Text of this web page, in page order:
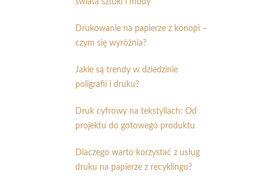
Drukowanie na papierze z konopi –
czym się wyróżnia?
Jakie są trendy w dziedzinie
poligrafii i druku?
Druk cyfrowy na tekstyliach: Od
projektu do gotowego produktu
Dlaczego warto korzystać z usług
druku na papierze z recyklingu?